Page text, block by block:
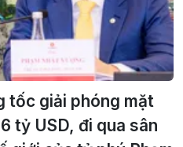
tốc giải phóng mặt
tỷ USD, đi qua sân